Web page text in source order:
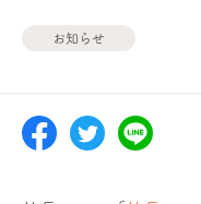
お知らせ